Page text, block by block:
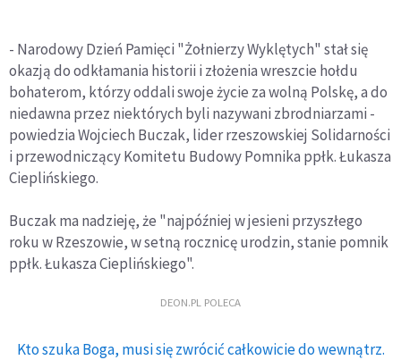
- Narodowy Dzień Pamięci "Żołnierzy Wyklętych" stał się
okazją do odkłamania historii i złożenia wreszcie hołdu
bohaterom, którzy oddali swoje życie za wolną Polskę, a do
niedawna przez niektórych byli nazywani zbrodniarzami -
powiedzia Wojciech Buczak, lider rzeszowskiej Solidarności
i przewodniczący Komitetu Budowy Pomnika ppłk. Łukasza
Cieplińskiego.
Buczak ma nadzieję, że "najpóźniej w jesieni przyszłego
roku w Rzeszowie, w setną rocznicę urodzin, stanie pomnik
ppłk. Łukasza Cieplińskiego".
DEON.PL POLECA
Kto szuka Boga, musi się zwrócić całkowicie do wewnątrz.